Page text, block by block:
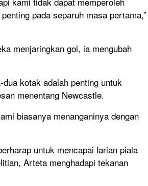
pada separuh masa pertama,”
menjaringkan gol, ia mengubah
kotak adalah penting untuk
menentang Newcastle.
biasanya menanganinya dengan
untuk mencapai larian piala
Arteta menghadapi tekanan